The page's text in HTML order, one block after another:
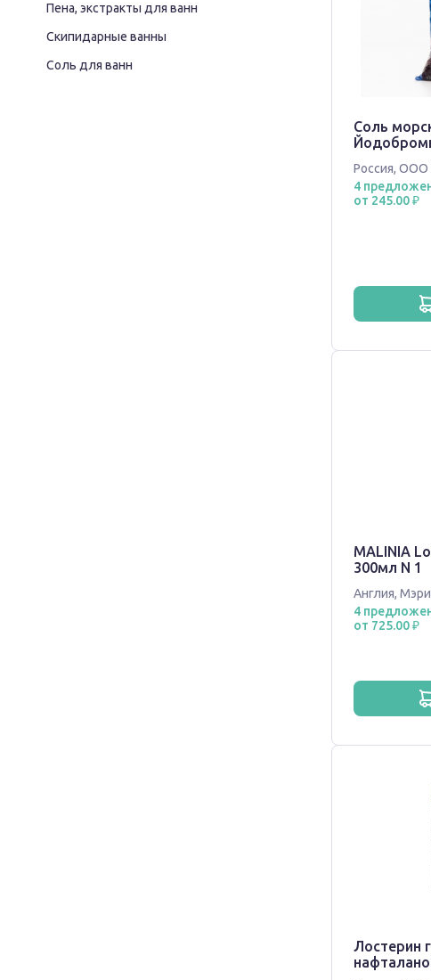
Пена, экстракты для ванн
Скипидарные ванны
Соль для ванн
Соль
Россия, ООО
4
от 245.00 ₽
MALINIA
300мл N 1
Англия,
4
от 725.00 ₽
Лостерин